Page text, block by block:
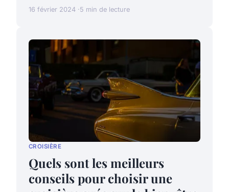
16 février 2024 5 min de lecture
CROISIÈRE
Quels sont les meilleurs
conseils pour choisir une